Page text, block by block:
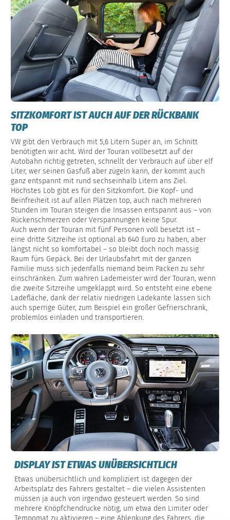
SITZKOMFORT IST AUCH AUF DER RÜCKBANK
TOP
VW gibt den Verbrauch mit 5,6 Litern Super an, im Schnitt
benötigten wir acht. Wird der Touran vollbesetzt auf der
Autobahn richtig getreten, schnellt der Verbrauch auf über elf
Liter, wer seinen Gasfuß aber zügeln kann, der kommt auch
ganz entspannt mit rund sechseinhalb Litern ans Ziel.
Höchstes Lob gibt es für den Sitzkomfort. Die Kopf- und
Beinfreiheit ist auf allen Plätzen top, auch nach mehreren
Stunden im Touran steigen die Insassen entspannt aus – von
Rückenschmerzen oder Verspannungen keine Spur.
Auch wenn der Touran mit fünf Personen voll besetzt ist –
eine dritte Sitzreihe ist optional ab 640 Euro zu haben, aber
längst nicht so komfortabel – so bleibt doch noch massig
Raum fürs Gepäck. Bei der Urlaubsfahrt mit der ganzen
Familie muss sich jedenfalls niemand beim Packen zu sehr
einschränken. Zum wahren Lademeister wird der Touran, wenn
die zweite Sitzreihe umgeklappt wird. So entsteht eine ebene
Ladefläche, dank der relativ niedrigen Ladekante lassen sich
auch sperrige Güter, zum Beispiel ein großer Gefrierschrank,
problemlos einladen und transportieren.
DISPLAY IST ETWAS UNÜBERSICHTLICH
Etwas unübersichtlich und kompliziert ist dagegen der
Arbeitsplatz des Fahrers gestaltet – die vielen Assistenten
müssen ja auch von irgendwo gesteuert werden. So sind
mehrere Knöpfchendrucke nötig, um etwa den Limiter oder